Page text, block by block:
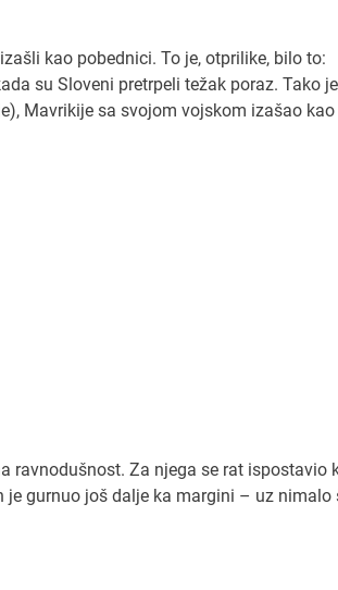
kao pobednici. To je, otprilike, bilo to:
su Sloveni pretrpeli težak poraz. Tako
Mavrikije sa svojom vojskom izašao kao
ravnodušnost. Za njega se rat ispostavio
je gurnuo još dalje ka margini – uz nimalo